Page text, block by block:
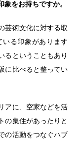
をお持ちですか。
芸術文化に対する取
いる印象があります
るということもあり
に比べると整ってい
アに、空家などを活
の集住があったりと
の活動をつなぐハブ